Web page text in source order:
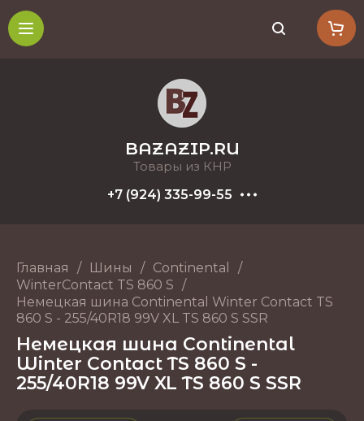
BAZAZIP.RU
Товары из КНР
+7 (924) 335-99-55
Главная / Шины / Continental
/
WinterContact TS 860 S /
Немецкая шина Continental Winter Contact TS
860 S - 255/40R18 99V XL TS 860 S SSR
Немецкая шина Continental
Winter Contact TS 860 S -
255/40R18 99V XL TS 860 S SSR